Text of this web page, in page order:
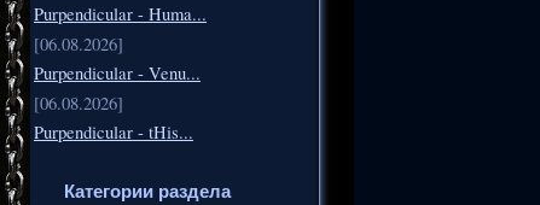
Purpendicular - Huma...
[06.08.2026]
Purpendicular - Venu...
[06.08.2026]
Purpendicular - tHis...
Категории раздела